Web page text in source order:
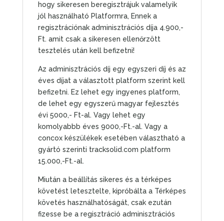
hogy sikeresen beregisztrájuk valamelyik
jól használható Platformra, Ennek a
regisztrációnak adminisztrációs díja 4.900,-
Ft. amit csak a sikeresen ellenőrzött
tesztelés után kell befizetni!
Az adminisztrációs díj egy egyszeri díj és az
éves díjat a választott platform szerint kell
befizetni. Ez lehet egy ingyenes platform,
de lehet egy egyszerű magyar fejlesztés
évi 5000,- Ft-al. Vagy lehet egy
komolyabbb éves 9000,-Ft.-al. Vagy a
concox készülékek esetében választható a
gyártó szerinti tracksolid.com platform
15.000,-Ft.-al.
Miután a beállítás sikeres és a térképes
követést letesztelte, kipróbálta a Térképes
követés használhatóságát, csak ezután
fizesse be a regisztráció adminisztrációs